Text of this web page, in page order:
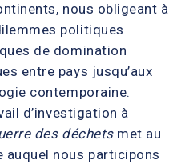
nous obligeant à
politiques
de domination
entre pays jusqu’aux
contemporaine.
d’investigation à
des déchetsmet au
nous participons